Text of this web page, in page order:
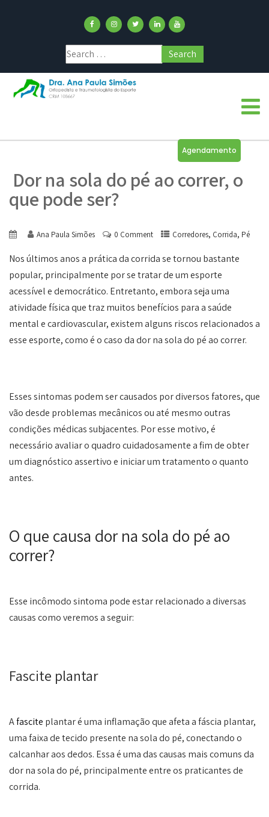
Agendamento
Dor na sola do pé ao correr, o
que pode ser?
Ana Paula Simões 0 Comment Corredores, Corrida, Pé
Nos últimos anos a prática da corrida se tornou bastante
popular, principalmente por se tratar de um esporte
acessível e democrático. Entretanto, embora seja uma
atividade física que traz muitos benefícios para a saúde
mental e cardiovascular, existem alguns riscos relacionados a
esse esporte, como é o caso da dor na sola do pé ao correr.
Esses sintomas podem ser causados por diversos fatores, que
vão desde problemas mecânicos ou até mesmo outras
condições médicas subjacentes. Por esse motivo, é
necessário avaliar o quadro cuidadosamente a fim de obter
um diagnóstico assertivo e iniciar um tratamento o quanto
antes.
O que causa dor na sola do pé ao
correr?
Esse incômodo sintoma pode estar relacionado a diversas
causas como veremos a seguir:
Fascite plantar
Afascite plantar é uma inflamação que afeta a fáscia plantar,
uma faixa de tecido presente na sola do pé, conectando o
calcanhar aos dedos. Essa é uma das causas mais comuns da
dor na sola do pé, principalmente entre os praticantes de
corrida.